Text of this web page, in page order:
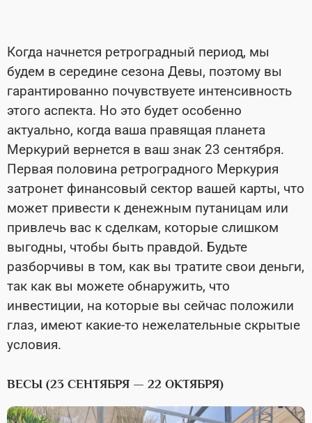
Когда начнется ретроградный период, мы
будем в середине сезона Девы, поэтому вы
гарантированно почувствуете интенсивность
этого аспекта. Но это будет особенно
актуально, когда ваша правящая планета
Меркурий вернется в ваш знак 23 сентября.
Первая половина ретроградного Меркурия
затронет финансовый сектор вашей карты, что
может привести к денежным путаницам или
привлечь вас к сделкам, которые слишком
выгодны, чтобы быть правдой. Будьте
разборчивы в том, как вы тратите свои деньги,
так как вы можете обнаружить, что
инвестиции, на которые вы сейчас положили
глаз, имеют какие-то нежелательные скрытые
условия.
ВЕСЫ (23 СЕНТЯБРЯ — 22 ОКТЯБРЯ)